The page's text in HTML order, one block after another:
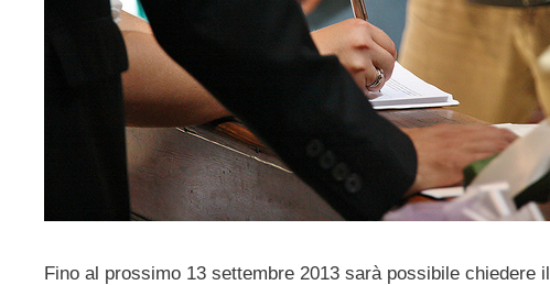
Fino al prossimo 13 settembre 2013 sarà possibile chiedere il